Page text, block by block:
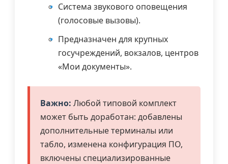
Система звукового оповещения
(голосовые вызовы).
Предназначен для крупных
госучреждений, вокзалов, центров
«Мои документы».
Важно: Любой типовой комплект
может быть доработан: добавлены
дополнительные терминалы или
табло, изменена конфигурация ПО,
включены специализированные